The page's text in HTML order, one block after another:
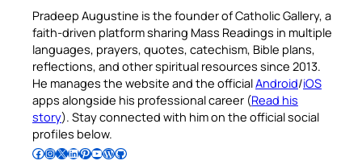
Pradeep Augustine is the founder of Catholic Gallery, a
faith-driven platform sharing Mass Readings in multiple
languages, prayers, quotes, catechism, Bible plans,
reflections, and other spiritual resources since 2013.
He manages the website and the officialAndroid/iOS
apps alongside his professional career (Read his
story). Stay connected with him on the official social
profiles below.
Follow Pradeep on Facebook Follow Pradeep on InstagramFollow Pradeep on X Follow Pradeep on LinkedIn Follow Pradeep on Pinterest Subscribe to Pradeep’s Youtube Channel Follow Pradeep on WordPress Follow Pradeep on GitHub